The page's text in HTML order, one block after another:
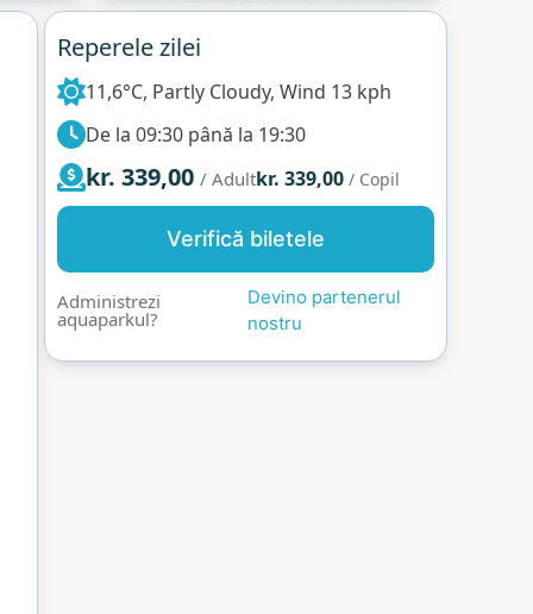
Reperele zilei
11,6°C, Partly Cloudy, Wind 13 kph
De la 09:30 până la 19:30
kr. 339,00/ Adultkr. 339,00/ Copil
Verifică biletele
Administrezi
aquaparkul?
Devino partenerul
nostru